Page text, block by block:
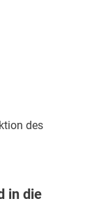
des
in die